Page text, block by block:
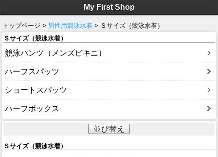
My First Shop
トップページ > 男性用競泳水着 > Ｓサイズ（競泳水着）
Ｓサイズ（競泳水着）
競泳パンツ（メンズビキニ）
ハーフスパッツ
ショートスパッツ
ハーフボックス
並び替え
Ｓサイズ（競泳水着）